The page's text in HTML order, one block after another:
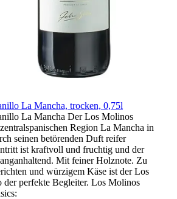
La Mancha, trocken, 0,75l
La Mancha Der Los Molinos
Region La Mancha in
seinen betörenden Duft reifer
ist kraftvoll und fruchtig und der
Mit feiner Holznote. Zu
und würzigem Käse ist der Los
perfekte Begleiter. Los Molinos